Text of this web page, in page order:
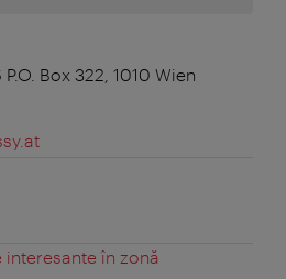
Box 322, 1010 Wien
interesante în zonă